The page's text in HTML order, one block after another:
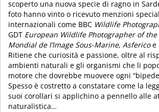
scoperto una nuova specie di ragno in
foto hanno vinto o ricevuto menzioni
internazionali come BBC Wildlife
GDT European Wildlife Photographer of the
Mondial de l’Image Sous-Marine, Asfericoe
Ritiene che curiosità e passione, oltre al
ambienti naturali e gli organismi che li
motore che dovrebbe muovere ogni
Spesso è costretto a constatare come la
suoi corollari si applichino a pennello alle
naturalistica…